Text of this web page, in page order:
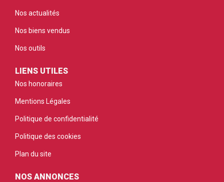
Nos actualités
Nos biens vendus
Nos outils
LIENS UTILES
Nos honoraires
Mentions Légales
Politique de confidentialité
Politique des cookies
Plan du site
NOS ANNONCES